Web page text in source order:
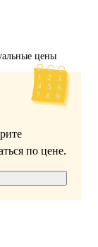
цены
по цене.